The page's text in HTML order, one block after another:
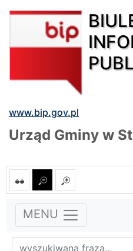
www.bip.gov.pl
Urząd Gminy w
MENU